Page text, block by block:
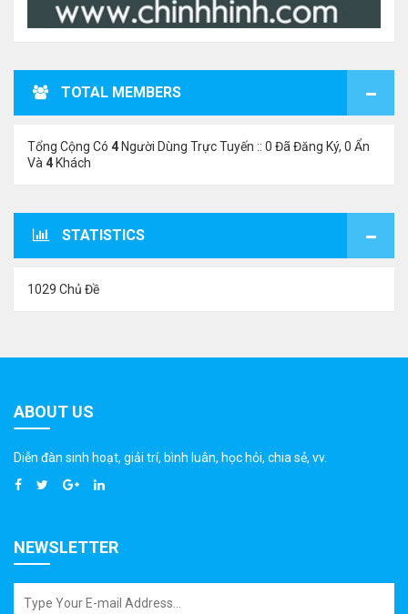
TOTAL MEMBERS
Tổng Cộng Có 4 Người Dùng Trực Tuyến :: 0 Đã Đăng Ký, 0 Ẩn
Và 4 Khách
STATISTICS
1029 Chủ Đề
ABOUT US
Diễn đàn sinh hoạt, giải trí, bình luân, học hỏi, chia sẻ, vv.
NEWSLETTER